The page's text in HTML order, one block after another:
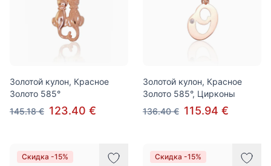
Золотой кулон, Красное
Золото 585°
145.18 € 123.40 €
Золотой кулон, Красное
Золото 585°, Цирконы
136.40 € 115.94 €
Скидка -15% Скидка -15%